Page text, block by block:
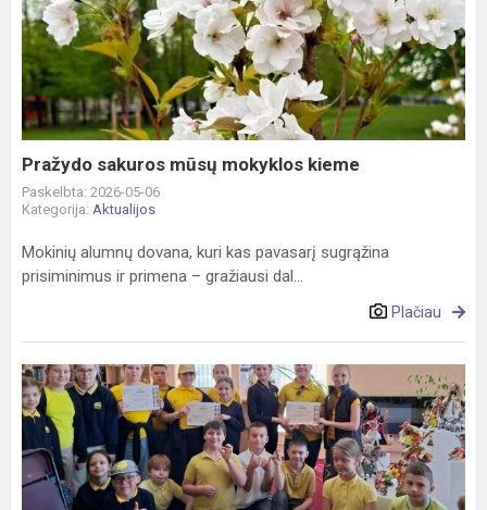
mūsų
mokyklos
kieme
Pražydo sakuros mūsų mokyklos kieme
Paskelbta: 2026-05-06
Kategorija: Aktualijos
Mokinių alumnų dovana, kuri kas pavasarį sugrąžina
prisiminimus ir primena – gražiausi dal...
Plačiau
Etno
protmūšis
„Žinių
ringas“